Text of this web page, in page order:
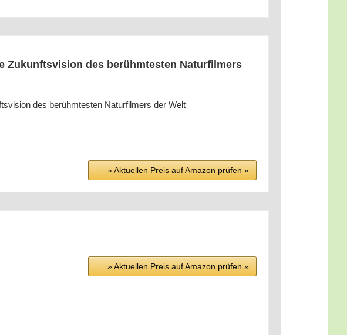
Zukunfts­vi­si­on des berühm­tes­ten Natur­fil­mers
des berühm­tes­ten Natur­fil­mers der Welt
» Aktu­el­len Preis auf Ama­zon prü­fen »
» Aktu­el­len Preis auf Ama­zon prü­fen »